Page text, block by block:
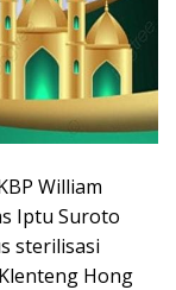
William
Iptu Suroto
sterilisasi
Hong